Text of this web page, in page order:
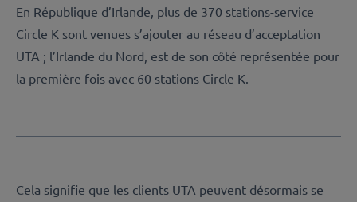
En République d’Irlande, plus de 370 stations-service
Circle K sont venues s’ajouter au réseau d’acceptation
UTA ; l’Irlande du Nord, est de son côté représentée pour
la première fois avec 60 stations Circle K.
Cela signifie que les clients UTA peuvent désormais se